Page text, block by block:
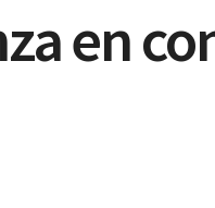
en